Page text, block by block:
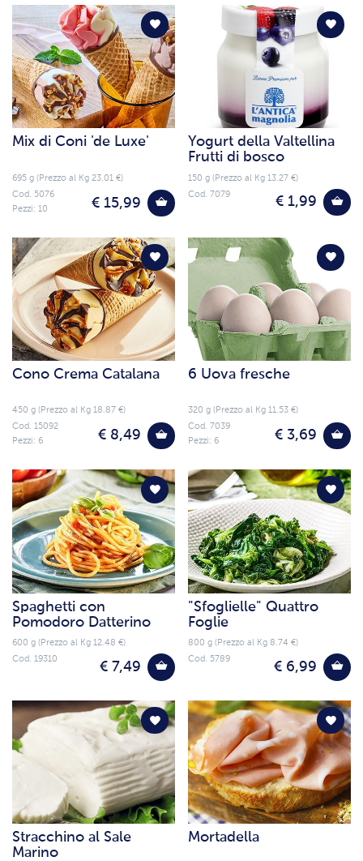
Mix di Coni 'de Luxe'
695 g (Prezzo al Kg 23.01 €)
€ 15,99
Cod. 5076
Pezzi: 10
Yogurt della Valtellina
Frutti di bosco
150 g (Prezzo al Kg 13.27 €)
€ 1,99
Cod. 7079
Cono Crema Catalana
450 g (Prezzo al Kg 18.87 €)
€ 8,49
Cod. 15092
Pezzi: 6
6 Uova fresche
320 g (Prezzo al Kg 11.53 €)
€ 3,69
Cod. 7039
Pezzi: 6
Spaghetti con
Pomodoro Datterino
600 g (Prezzo al Kg 12.48 €)
€ 7,49
Cod. 19310
"Sfoglielle" Quattro
Foglie
800 g (Prezzo al Kg 8.74 €)
€ 6,99
Cod. 5789
Stracchino al Sale
Marino
Mortadella